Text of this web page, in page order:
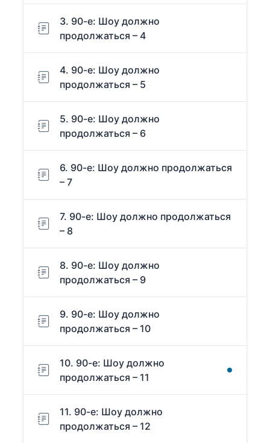
3. 90-е: Шоу должно
продолжаться – 4
4. 90-е: Шоу должно
продолжаться – 5
5. 90-е: Шоу должно
продолжаться – 6
6. 90-е: Шоу должно продолжаться
– 7
7. 90-е: Шоу должно продолжаться
– 8
8. 90-е: Шоу должно
продолжаться – 9
9. 90-е: Шоу должно
продолжаться – 10
10. 90-е: Шоу должно
продолжаться – 11
11. 90-е: Шоу должно
продолжаться – 12